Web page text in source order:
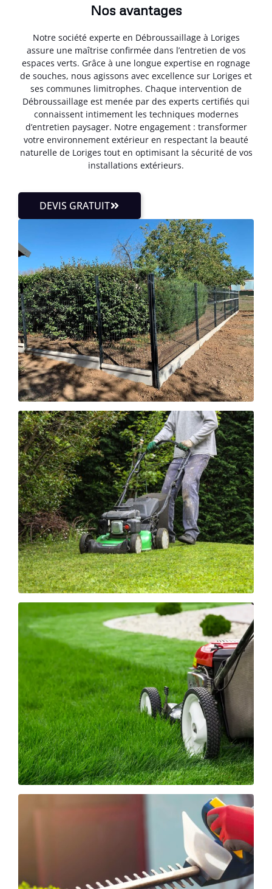
Nos avantages
Notre société experte en Débroussaillage à Loriges
assure une maîtrise confirmée dans l’entretien de vos
espaces verts. Grâce à une longue expertise en rognage
de souches, nous agissons avec excellence sur Loriges et
ses communes limitrophes. Chaque intervention de
Débroussaillage est menée par des experts certifiés qui
connaissent intimement les techniques modernes
d’entretien paysager. Notre engagement : transformer
votre environnement extérieur en respectant la beauté
naturelle de Loriges tout en optimisant la sécurité de vos
installations extérieurs.
DEVIS GRATUIT